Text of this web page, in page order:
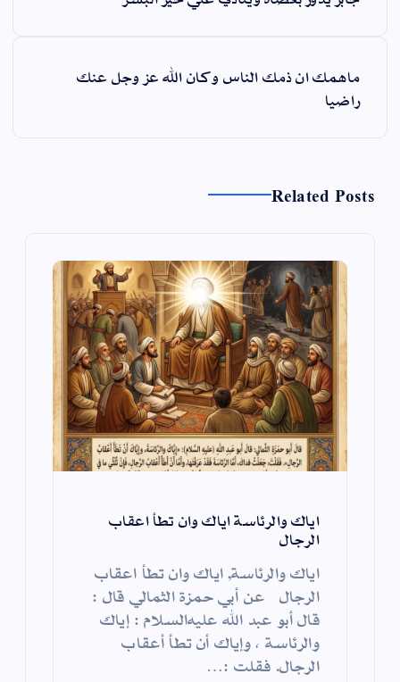
ماهمك ان ذمك الناس وكان الله عز وجل عنك
راضيا
Related Posts
اياك والرئاسة اياك وان تطأ اعقاب
الرجال
اياك والرئاسة, اياك وان تطأ اعقاب
الرجال عن أبي حمزة الثمالي قال :
قال أبو عبد الله عليه‌السلام : إياك
والرئاسة ، وإياك أن تطأ أعقاب
الرجال. فقلت :…